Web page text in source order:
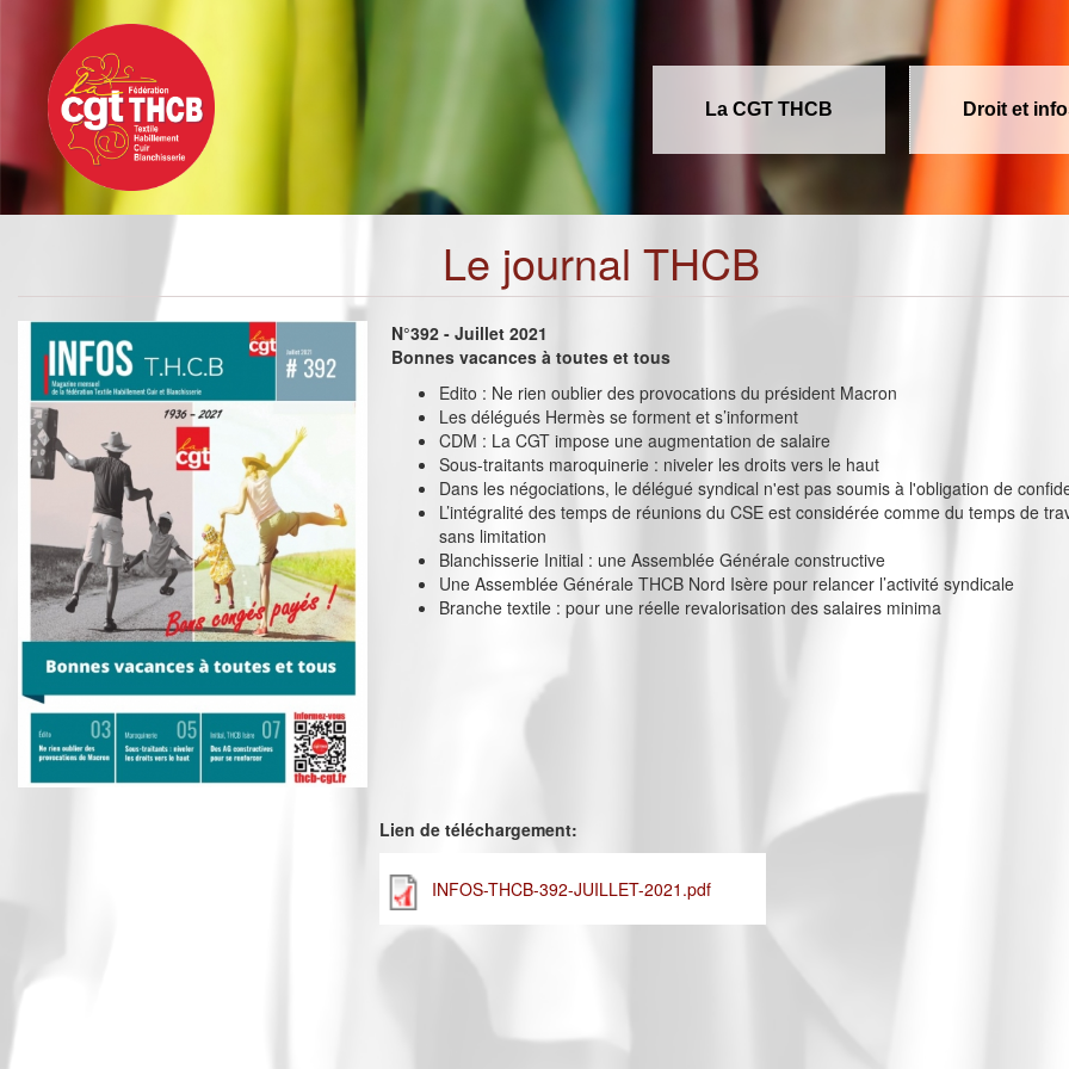
contenu
principal
La CGT THCB Droit et
Le journal THCB
N°392 - Juillet 2021
Bonnes vacances à toutes et tous
Edito : Ne rien oublier des provocations du président Macron
Les délégués Hermès se forment et s’informent
CDM : La CGT impose une augmentation de salaire
Sous-traitants maroquinerie : niveler les droits vers le haut
Dans les négociations, le délégué syndical n'est pas soumis à l'obligation de
L’intégralité des temps de réunions du CSE est considérée comme du temps de
sans limitation
Blanchisserie Initial : une Assemblée Générale constructive
Une Assemblée Générale THCB Nord Isère pour relancer l’activité syndicale
Branche textile : pour une réelle revalorisation des salaires minima
Lien de téléchargement:
INFOS-THCB-392-JUILLET-2021.pdf